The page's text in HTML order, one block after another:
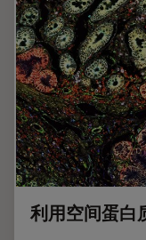
利用空间蛋白